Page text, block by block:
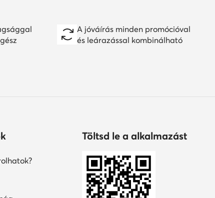
A jóváírás minden promócióval
és leárazással kombinálható
Töltsd le a alkalmazást